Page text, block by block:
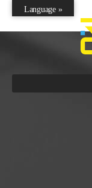
Language »